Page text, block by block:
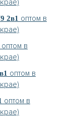
2в1 оптом в
оптом в
оптом в
оптом в